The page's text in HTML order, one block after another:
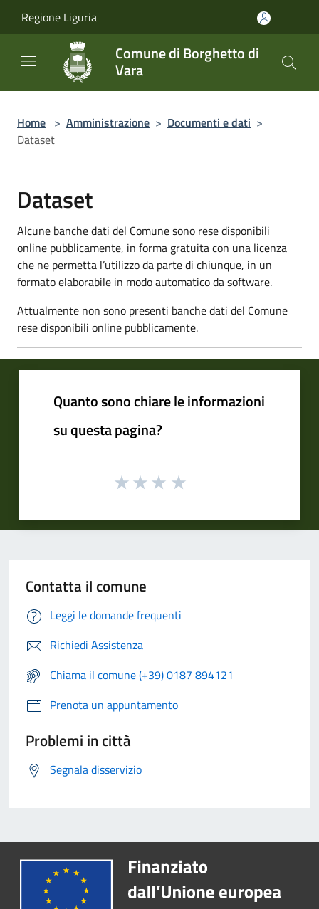
Regione Liguria
Comune di Borghetto di
Vara
Home > Amministrazione > Documenti e dati >
Dataset
Dataset
Alcune banche dati del Comune sono rese disponibili
online pubblicamente, in forma gratuita con una licenza
che ne permetta l’utilizzo da parte di chiunque, in un
formato elaborabile in modo automatico da software.
Attualmente non sono presenti banche dati del Comune
rese disponibili online pubblicamente.
Quanto sono chiare le informazioni
su questa pagina?
Contatta il comune
Leggi le domande frequenti
Richiedi Assistenza
Chiama il comune (+39) 0187 894121
Prenota un appuntamento
Problemi in città
Segnala disservizio